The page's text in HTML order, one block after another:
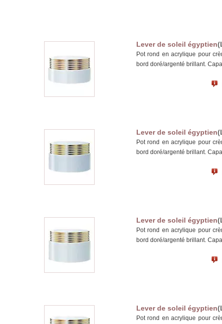
Lever de soleil égyptien
Pot rond en acrylique pour
bord doré/argenté brillant.
Lever de soleil égyptien
Pot rond en acrylique pour
bord doré/argenté brillant.
Lever de soleil égyptien
Pot rond en acrylique pour
bord doré/argenté brillant.
Lever de soleil égyptien
Pot rond en acrylique pour